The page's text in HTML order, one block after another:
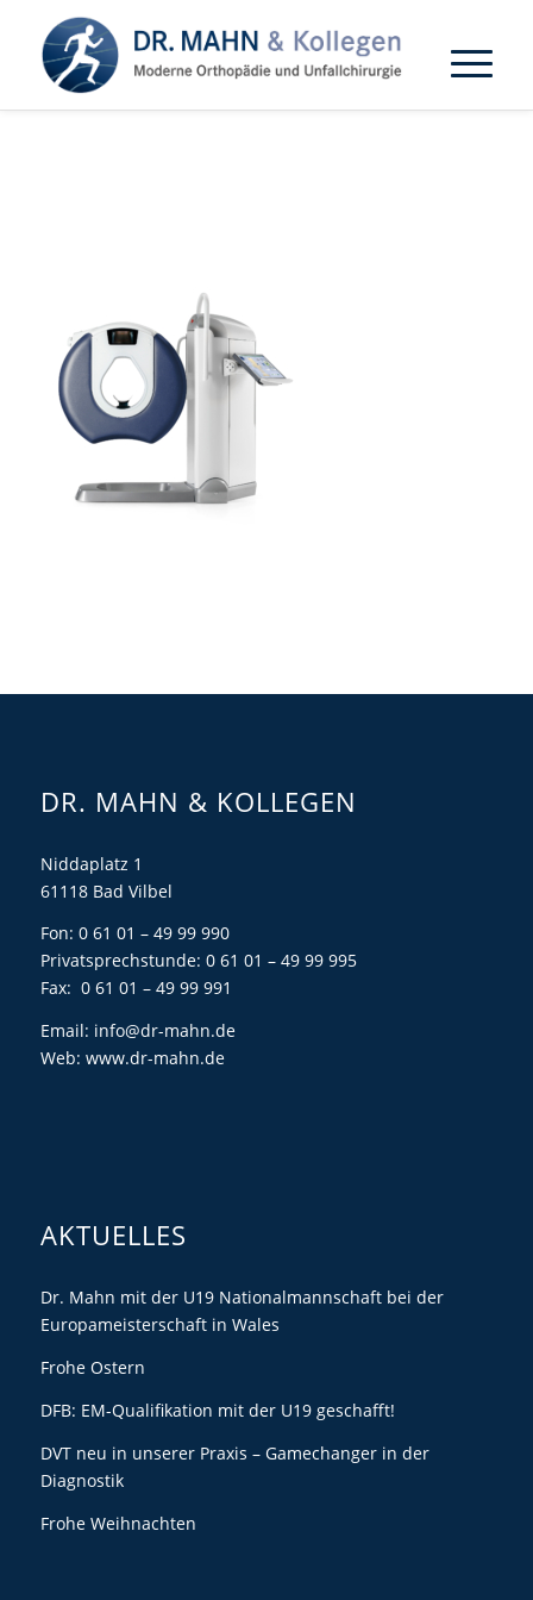
DR. MAHN & KOLLEGEN
Niddaplatz 1
61118 Bad Vilbel
Fon: 0 61 01 – 49 99 990
Privatsprechstunde: 0 61 01 – 49 99 995
Fax: 0 61 01 – 49 99 991
Email: info@dr-mahn.de
Web: www.dr-mahn.de
AKTUELLES
Dr. Mahn mit der U19 Nationalmannschaft bei der
Europameisterschaft in Wales
Frohe Ostern
DFB: EM-Qualifikation mit der U19 geschafft!
DVT neu in unserer Praxis – Gamechanger in der
Diagnostik
Frohe Weihnachten